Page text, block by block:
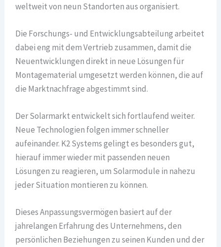
weltweit von neun Standorten aus organisiert.
Die Forschungs- und Entwicklungsabteilung arbeitet
dabei eng mit dem Vertrieb zusammen, damit die
Neuentwicklungen direkt in neue Lösungen für
Montagematerial umgesetzt werden können, die auf
die Marktnachfrage abgestimmt sind.
Der Solarmarkt entwickelt sich fortlaufend weiter.
Neue Technologien folgen immer schneller
aufeinander. K2 Systems gelingt es besonders gut,
hierauf immer wieder mit passenden neuen
Lösungen zu reagieren, um Solarmodule in nahezu
jeder Situation montieren zu können.
Dieses Anpassungsvermögen basiert auf der
jahrelangen Erfahrung des Unternehmens, den
persönlichen Beziehungen zu seinen Kunden und der